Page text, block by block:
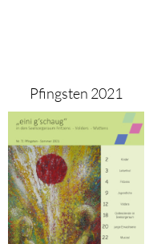
Pfingsten 2021